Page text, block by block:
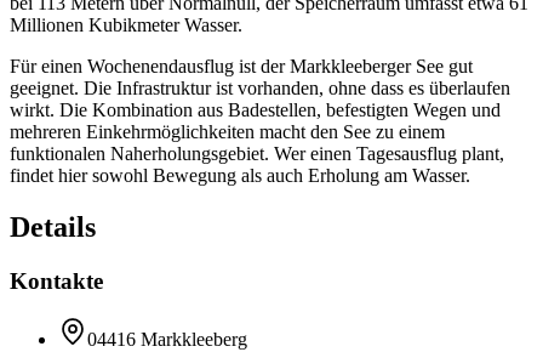
Millionen Kubikmeter Wasser.
Für einen Wochenendausflug ist der Markkleeberger See gut
geeignet. Die Infrastruktur ist vorhanden, ohne dass es überlaufen
wirkt. Die Kombination aus Badestellen, befestigten Wegen und
mehreren Einkehrmöglichkeiten macht den See zu einem
funktionalen Naherholungsgebiet. Wer einen Tagesausflug plant,
findet hier sowohl Bewegung als auch Erholung am Wasser.
Details
Kontakte
04416 Markkleeberg